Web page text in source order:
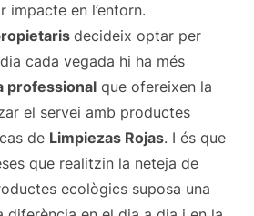
impacte en l’entorn.
decideix optar per
cada vegada hi ha més
professional que ofereixen la
el servei amb productes
de Limpiezas Rojas. I és que
que realitzin la neteja de
ecològics suposa una